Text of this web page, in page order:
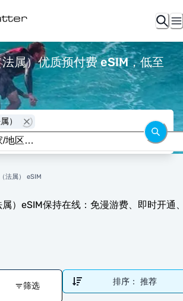
属）优质预付费 eSIM，低至
）
法属） eSIM
）eSIM保持在线：免漫游费、即时开通
筛选 排序： 推荐